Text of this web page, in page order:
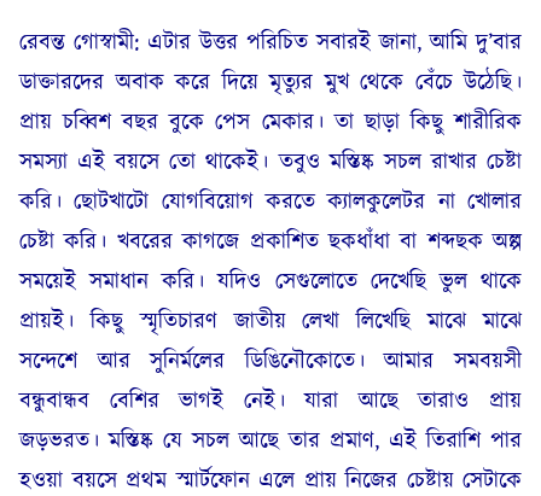
রেবন্ত গোস্বামী: এটার উত্তর পরিচিত সবারই জানা, আমি দু’বার
ডাক্তারদের অবাক করে দিয়ে মৃত্যুর মুখ থেকে বেঁচে উঠেছি।
প্রায় চব্বিশ বছর বুকে পেস মেকার। তা ছাড়া কিছু শারীরিক
সমস্যা এই বয়সে তো থাকেই। তবুও মস্তিষ্ক সচল রাখার চেষ্টা
করি। ছোটখাটো যোগবিয়োগ করতে ক্যালকুলেটর না খোলার
চেষ্টা করি। খবরের কাগজে প্রকাশিত ছকধাঁধা বা শব্দছক অল্প
সময়েই সমাধান করি। যদিও সেগুলোতে দেখেছি ভুল থাকে
প্রায়ই। কিছু স্মৃতিচারণ জাতীয় লেখা লিখেছি মাঝে মাঝে
সন্দেশে আর সুনির্মলের ডিঙিনৌকোতে। আমার সমবয়সী
বন্ধুবান্ধব বেশির ভাগই নেই। যারা আছে তারাও প্রায়
জড়ভরত। মস্তিষ্ক যে সচল আছে তার প্রমাণ, এই তিরাশি পার
হওয়া বয়সে প্রথম স্মার্টফোন এলে প্রায় নিজের চেষ্টায় সেটাকে